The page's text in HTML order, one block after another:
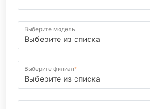
Выберите модель
Выберите филиал*